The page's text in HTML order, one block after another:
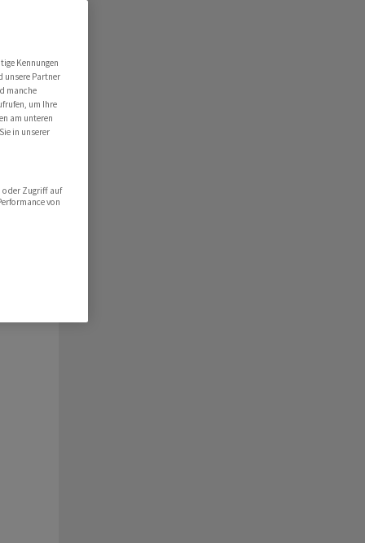
Kennungen
unsere Partner
manche
um Ihre
am unteren
in unserer
oder Zugriff auf
von